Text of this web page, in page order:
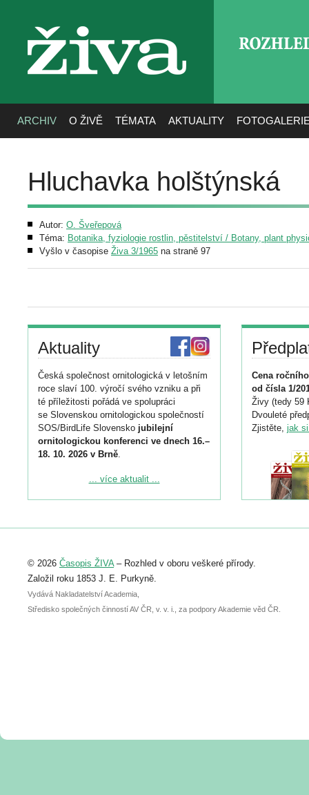
živa
ARCHIV O ŽIVĚ TÉMATA AKTUALITY
Hluchavka holštýnská
Autor: O. Šveřepová
Téma: Botanika, fyziologie rostlin, pěstitelství / Botany, plant
Vyšlo v časopise Živa 3/1965 na straně 97
Aktuality
Česká společnost ornitologická v letošním
roce slaví 100. výročí svého vzniku a při
té příležitosti pořádá ve spolupráci
se Slovenskou ornitologickou společností
SOS/BirdLife Slovensko jubilejní
ornitologickou konferenci ve dnech 16.–
18. 10. 2026 v Brně.
Podrobnější informace ke konferenci
Registrovat se můžete do 6. září.
abstraktu přihlášené přednášky nebo
posteru je už 30. června.
... více aktualit ...
Cena
od čísla 1/
Živy (tedy 59
Dvouleté
Zjistěte, jak
© 2026 Časopis ŽIVA– Rozhled v oboru veškeré přírody.
Založil roku 1853 J. E. Purkyně.
Vydává Nakladatelství Academia,
Středisko společných činností AV ČR, v. v. i., za podpory Akademie věd ČR.